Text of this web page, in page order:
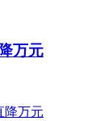
万元